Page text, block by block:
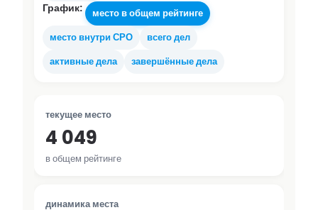
График:
место в общем рейтинге
место внутри СРО
всего дел
активные дела
завершённые дела
текущее место
4 049
в общем рейтинге
динамика места